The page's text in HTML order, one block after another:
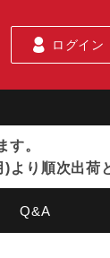
ログイン
。
り順次出荷
Q&A